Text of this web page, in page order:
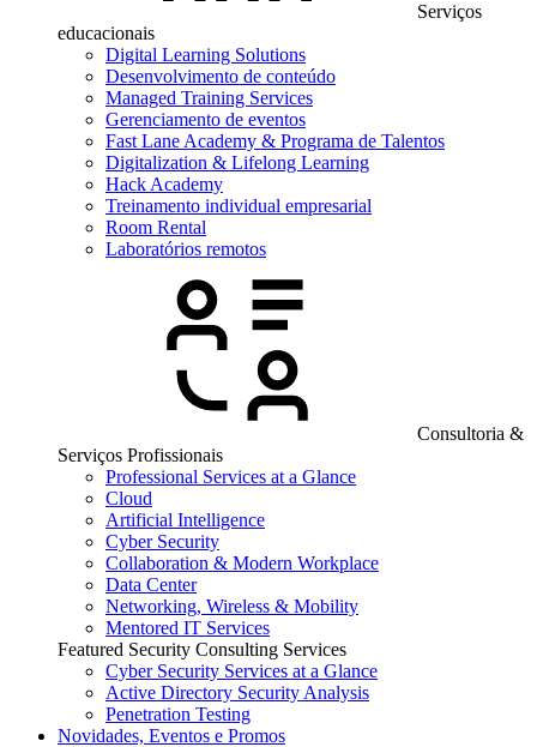
Serviços
educacionais
Digital Learning Solutions
Desenvolvimento de conteúdo
Managed Training Services
Gerenciamento de eventos
Fast Lane Academy & Programa de Talentos
Digitalization & Lifelong Learning
Hack Academy
Treinamento individual empresarial
Room Rental
Laboratórios remotos
Consultoria &
Serviços Profissionais
Professional Services at a Glance
Cloud
Artificial Intelligence
Cyber Security
Collaboration & Modern Workplace
Data Center
Networking, Wireless & Mobility
Mentored IT Services
Featured Security Consulting Services
Cyber Security Services at a Glance
Active Directory Security Analysis
Penetration Testing
Novidades, Eventos e Promos